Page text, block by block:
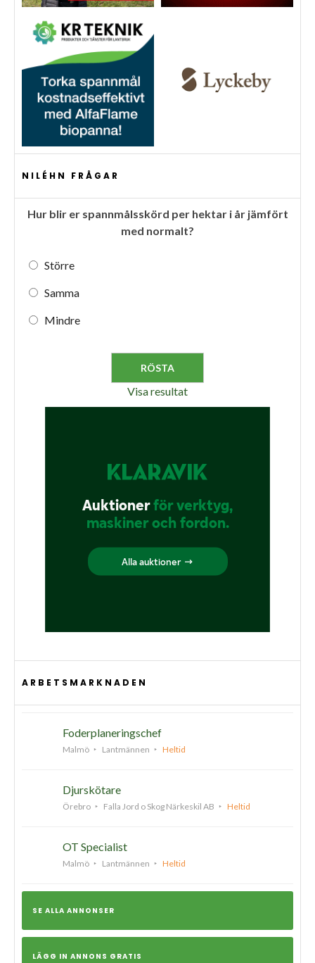
NILÉHN FRÅGAR
Hur blir er spannmålsskörd per hektar i år jämfört
med normalt?
Större
Samma
Mindre
Visa resultat
ARBETSMARKNADEN
Foderplaneringschef
Malmö Lantmännen Heltid
Djurskötare
Örebro Falla Jord o Skog Närkeskil AB Heltid
OT Specialist
Malmö Lantmännen Heltid
SE ALLA ANNONSER
LÄGG IN ANNONS GRATIS